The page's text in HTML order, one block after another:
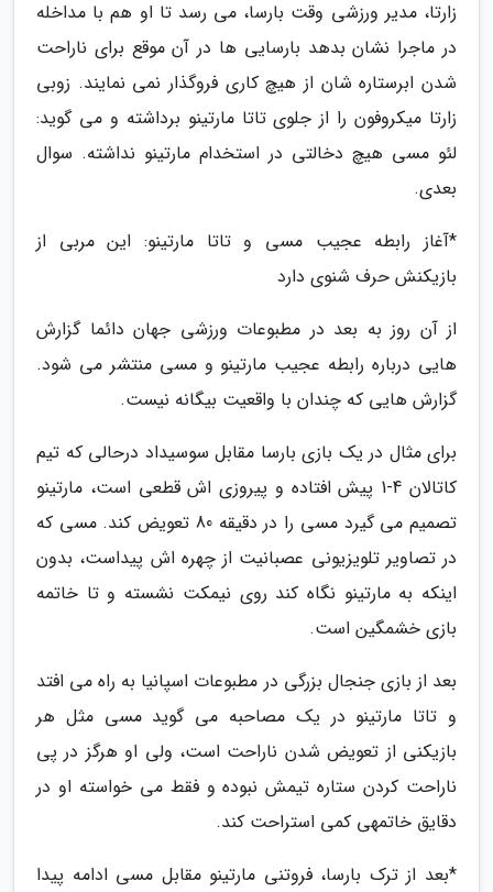
زارتا، مدیر ورزشی وقت بارسا، می رسد تا او هم با مداخله
در ماجرا نشان بدهد بارسایی ها در آن موقع برای ناراحت
شدن ابرستاره شان از هیچ کاری فروگذار نمی نمایند. زوبی
زارتا میکروفون را از جلوی تاتا مارتینو برداشته و می گوید:
لئو مسی هیچ دخالتی در استخدام مارتینو نداشته. سوال
بعدی.
*آغاز رابطه عجیب مسی و تاتا مارتینو: این مربی از
بازیکنش حرف شنوی دارد
از آن روز به بعد در مطبوعات ورزشی جهان دائما گزارش
هایی درباره رابطه عجیب مارتینو و مسی منتشر می شود.
گزارش هایی که چندان با واقعیت بیگانه نیست.
برای مثال در یک بازی بارسا مقابل سوسیداد درحالی که تیم
کاتالان 4-1 پیش افتاده و پیروزی اش قطعی است، مارتینو
تصمیم می گیرد مسی را در دقیقه 80 تعویض کند. مسی که
در تصاویر تلویزیونی عصبانیت از چهره اش پیداست، بدون
اینکه به مارتینو نگاه کند روی نیمکت نشسته و تا خاتمه
بازی خشمگین است.
بعد از بازی جنجال بزرگی در مطبوعات اسپانیا به راه می افتد
و تاتا مارتینو در یک مصاحبه می گوید مسی مثل هر
بازیکنی از تعویض شدن ناراحت است، ولی او هرگز در پی
ناراحت کردن ستاره تیمش نبوده و فقط می خواسته او در
دقایق خاتمهی کمی استراحت کند.
*بعد از ترک بارسا، فروتنی مارتینو مقابل مسی ادامه پیدا